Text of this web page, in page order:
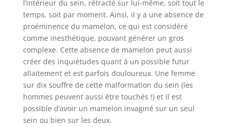
l’intérieur du sein, rétracté sur lui-même, soit tout le
temps, soit par moment. Ainsi, il y a une absence de
proéminence du mamelon, ce qui est considéré
comme inesthétique, pouvant générer un gros
complexe. Cette absence de mamelon peut aussi
créer des inquiétudes quant à un possible futur
allaitement et est parfois douloureux. Une femme
sur dix souffre de cette malformation du sein (les
hommes peuvent aussi être touchés !) et il est
possible d’avoir un mamelon invaginé sur un seul
sein ou bien sur les deux.